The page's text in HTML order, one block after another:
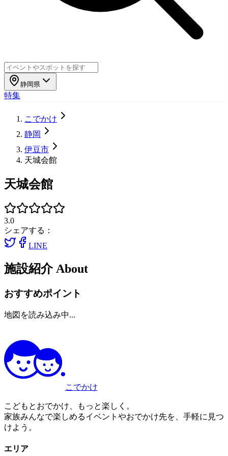
静岡県
特集
こでかけ
静岡
伊豆市
天城会館
天城会館
3.0
シェアする：
LINE
施設紹介 About
おすすめポイント
地図を読み込み中...
こでかけ
こどもとおでかけ、もっと楽しく。
家族みんなで楽しめるイベントやおでかけ先を、手軽に見つ
けよう。
エリア